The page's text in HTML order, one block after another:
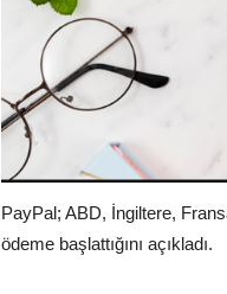
PayPal; ABD, İngiltere,
ödeme başlattığını açıkladı.